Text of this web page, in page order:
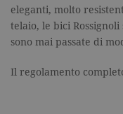
eleganti, molto
telaio, le bici
sono mai passate di
Il regolamento